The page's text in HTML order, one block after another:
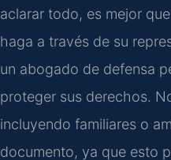
aclarar todo, es mejor
haga a través de su
un abogado de defensa
proteger sus derechos.
incluyendo familiares o
documento, ya que esto